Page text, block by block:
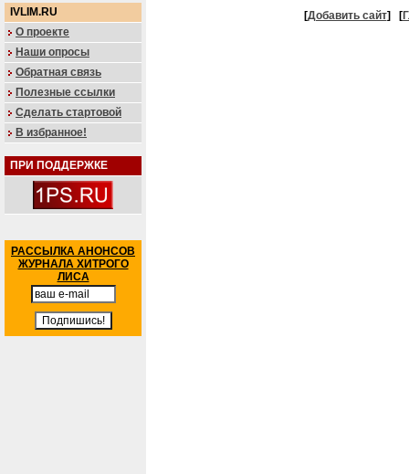
IVLIM.RU
О проекте
Наши опросы
Обратная связь
Полезные ссылки
Сделать стартовой
В избранное!
ПРИ ПОДДЕРЖКЕ
РАССЫЛКА АНОНСОВ
ЖУРНАЛА ХИТРОГО
ЛИСА
[Добавить сайт] [